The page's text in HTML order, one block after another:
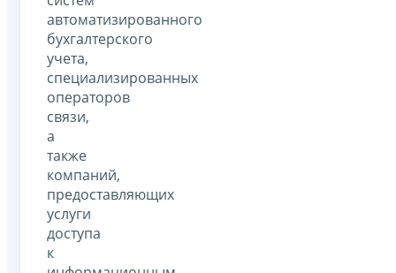
автоматизированного
бухгалтерского
учета,
специализированных
операторов
связи,
а
также
компаний,
предоставляющих
услуги
доступа
к